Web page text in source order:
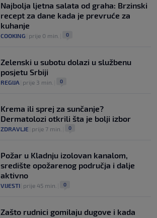
Najbolja ljetna salata od graha: Brzinski
recept za dane kada je prevruće za
kuhanje
COOKING prije 0 min. 0
Zelenski u subotu dolazi u službenu
posjetu Srbiji
REGIJA prije 3 min. 0
Krema ili sprej za sunčanje?
Dermatolozi otkrili šta je bolji izbor
ZDRAVLJE prije 7 min. 0
Požar u Kladnju izolovan kanalom,
središte opožarenog područja i dalje
aktivno
VIJESTI prije 45 min. 0
Zašto rudnici gomilaju dugove i kada